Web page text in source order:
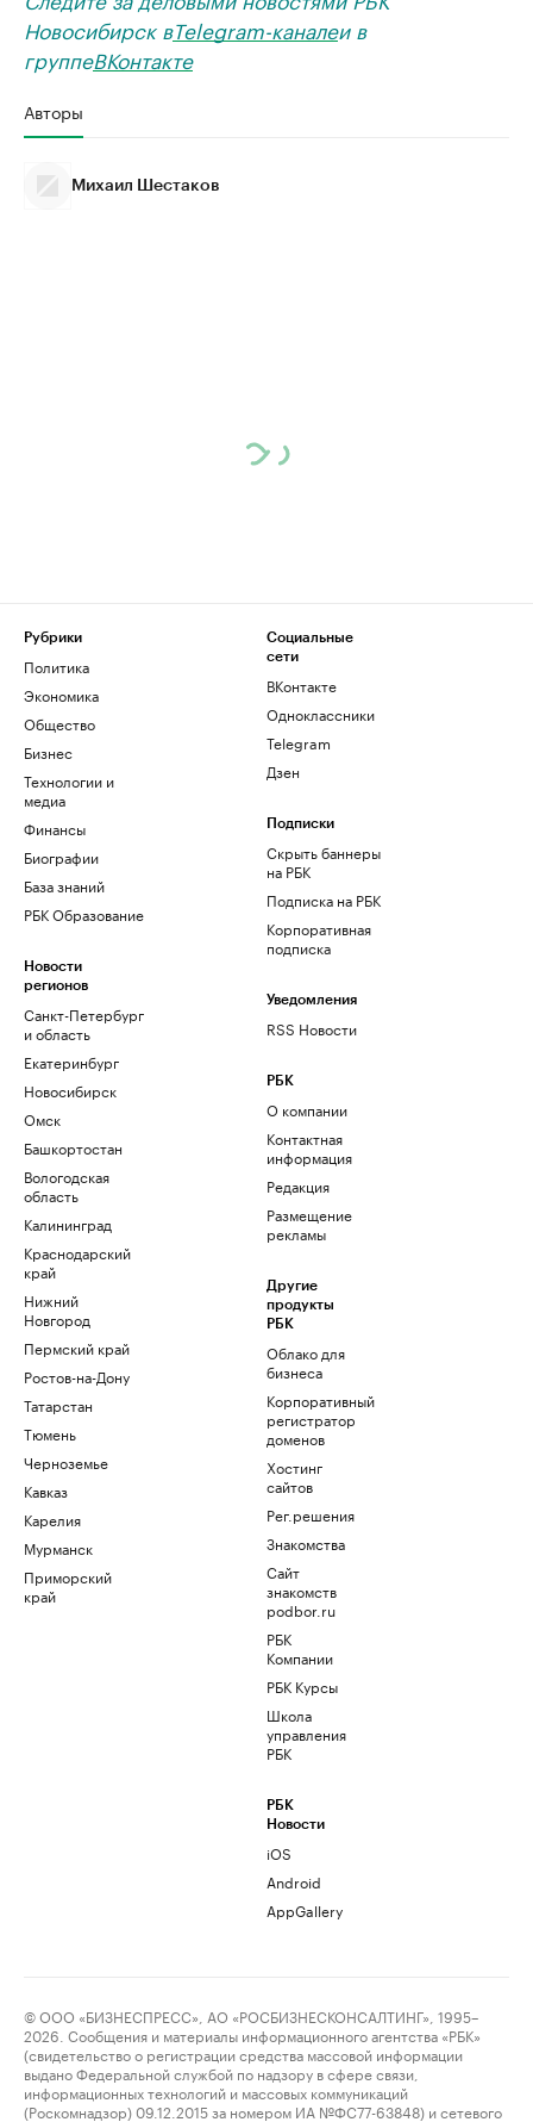
Новосибирск вTelegram-каналеи в
группеВКонтакте
Авторы
Михаил Шестаков
Рубрики
Политика
Экономика
Общество
Бизнес
Технологии и
медиа
Финансы
Биографии
База знаний
РБК Образование
Новости
регионов
Санкт-Петербург
и область
Екатеринбург
Новосибирск
Омск
Башкортостан
Вологодская
область
Калининград
Краснодарский
край
Нижний
Новгород
Пермский край
Ростов-на-Дону
Татарстан
Тюмень
Черноземье
Кавказ
Карелия
Мурманск
Приморский
край
Социальные
сети
ВКонтакте
Одноклассники
Telegram
Дзен
Подписки
Скрыть баннеры
на РБК
Подписка на РБК
Корпоративная
подписка
Уведомления
RSS Новости
РБК
О компании
Контактная
информация
Редакция
Размещение
рекламы
Другие
продукты
РБК
Облако для
бизнеса
Корпоративный
регистратор
доменов
Хостинг
сайтов
Рег.решения
Знакомства
Сайт
знакомств
podbor.ru
РБК
Компании
РБК Курсы
Школа
управления
РБК
РБК
Новости
iOS
Android
AppGallery
© ООО «БИЗНЕСПРЕСС», АО «РОСБИЗНЕСКОНСАЛТИНГ», 1995–
2026. Сообщения и материалы информационного агентства «РБК»
(свидетельство о регистрации средства массовой информации
выдано Федеральной службой по надзору в сфере связи,
информационных технологий и массовых коммуникаций
(Роскомнадзор) 09.12.2015 за номером ИА №ФС77-63848) и сетевого